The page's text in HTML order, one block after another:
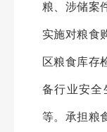
粮、涉储案
实施对粮食
区粮食库存
备行业安全
等。承担粮